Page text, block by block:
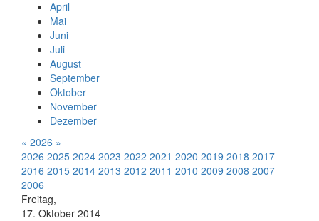
April
Mai
Juni
Juli
August
September
Oktober
November
Dezember
« 2026 »
2026 2025 2024 2023 2022 2021 2020 2019 2018 2017
2016 2015 2014 2013 2012 2011 2010 2009 2008 2007
2006
Freitag,
17. Oktober 2014